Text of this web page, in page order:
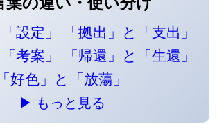
設定」
「拠出」と「支出」
考案」
「帰還」と「生還」
「好色」と「放蕩」
▶ もっと見る